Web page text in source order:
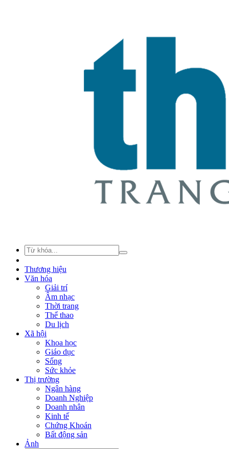
Thương hiệu
Văn hóa
Giải trí
Âm nhạc
Thời trang
Thể thao
Du lịch
Xã hội
Khoa học
Giáo dục
Sống
Sức khỏe
Thị trường
Ngân hàng
Doanh Nghiệp
Doanh nhân
Kinh tế
Chứng Khoán
Bất động sản
Ảnh